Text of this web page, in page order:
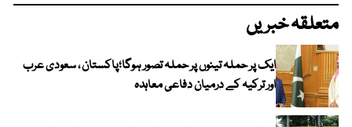
متعلقہ خبریں
ایک پر حملہ تینوں پر حملہ تصور ہوگا؛پاکستان ، سعودی عرب
اور ترکیہ کے درمیان دفاعی معاہدہ